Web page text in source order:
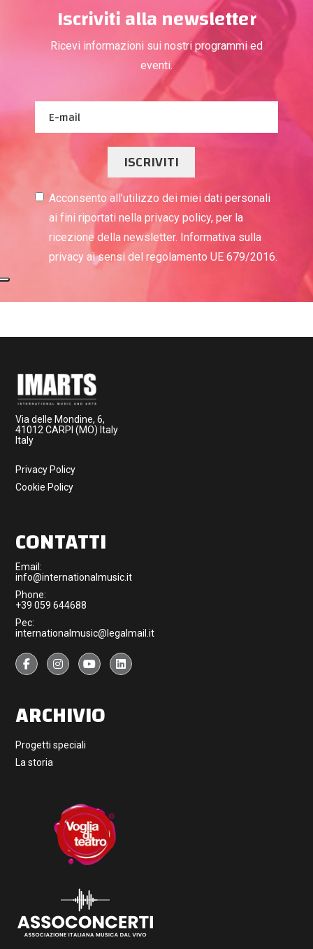
Iscriviti alla newsletter
Ricevi informazioni sui nostri programmi ed
eventi.
ISCRIVITI
Acconsento all’utilizzo dei miei dati personali
ai fini riportati nella privacy policy, per la
ricezione della newsletter. Informativa sulla
privacy ai sensi del regolamento UE 679/2016.
Via delle Mondine, 6,
41012 CARPI (MO) Italy
Italy
Privacy Policy
Cookie Policy
CONTATTI
Email:
info@internationalmusic.it
Phone:
+39 059 644688
Pec:
internationalmusic@legalmail.it
ARCHIVIO
Progetti speciali
La storia